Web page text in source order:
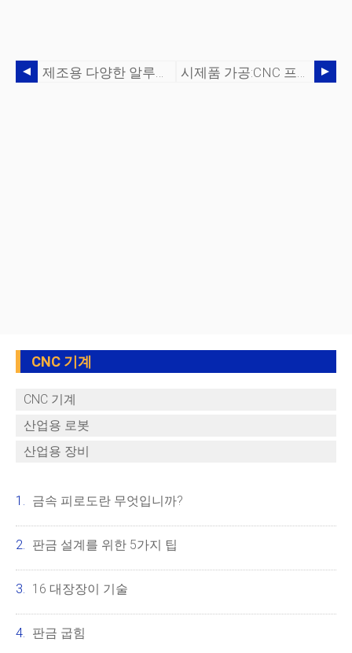
제조용 다양한 알루미늄 합금 시제품 가공:CNC 프로토타이핑의 장단점
CNC 기계
CNC 기계
산업용 로봇
산업용 장비
금속 피로도란 무엇입니까?
판금 설계를 위한 5가지 팁
16 대장장이 기술
판금 굽힘